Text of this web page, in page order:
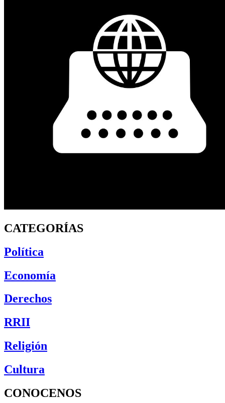
CATEGORÍAS
Política
Economía
Derechos
RRII
Religión
Cultura
CONOCENOS